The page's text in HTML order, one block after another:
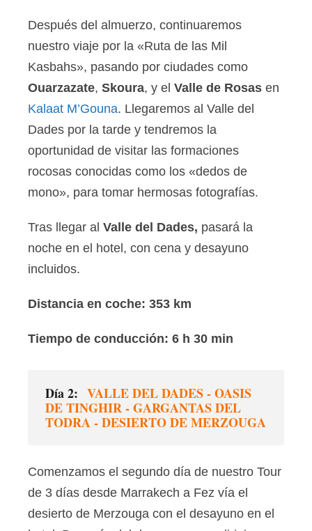
Después del almuerzo, continuaremos
nuestro viaje por la «Ruta de las Mil
Kasbahs», pasando por ciudades como
Ouarzazate, Skoura, y el Valle de Rosas en
Kalaat M’Gouna. Llegaremos al Valle del
Dades por la tarde y tendremos la
oportunidad de visitar las formaciones
rocosas conocidas como los «dedos de
mono», para tomar hermosas fotografías.
Tras llegar al Valle del Dades, pasará la
noche en el hotel, con cena y desayuno
incluidos.
Distancia en coche: 353 km
Tiempo de conducción: 6 h 30 min
Día 2: VALLE DEL DADES - OASIS
DE TINGHIR - GARGANTAS DEL
TODRA - DESIERTO DE MERZOUGA
Comenzamos el segundo día de nuestro Tour
de 3 días desde Marrakech a Fez vía el
desierto de Merzouga con el desayuno en el